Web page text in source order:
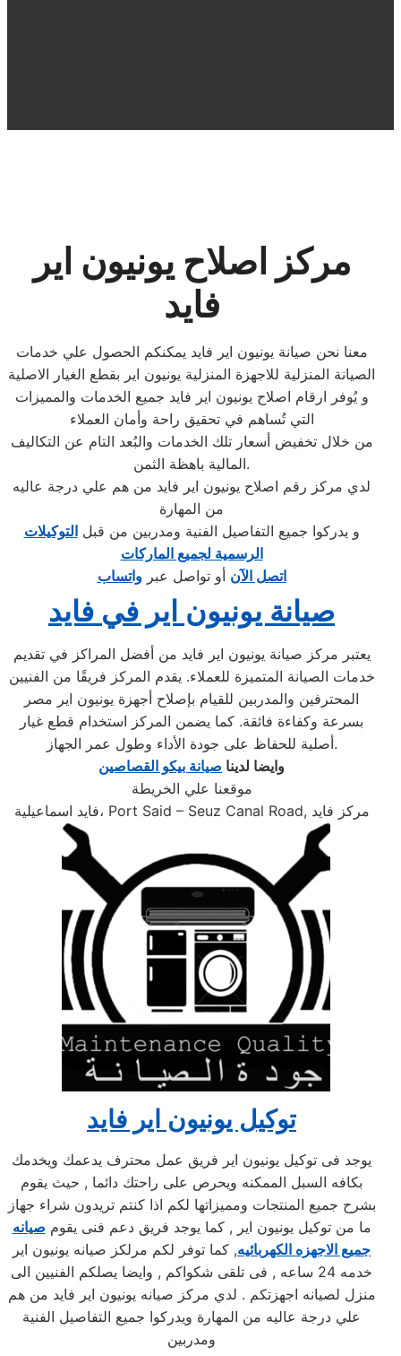
مركز اصلاح يونيون اير
فايد
معنا نحن صيانة يونيون اير فايد يمكنكم الحصول علي خدمات
الصيانة المنزلية للاجهزة المنزلية يونيون اير بقطع الغيار الاصلية
و يُوفر ارقام اصلاح يونيون اير فايد جميع الخدمات والمميزات
التي تُساهم في تحقيق راحة وأمان العملاء
من خلال تخفيض أسعار تلك الخدمات والبُعد التام عن التكاليف
المالية باهظة الثمن.
لدي مركز رقم اصلاح يونيون اير فايد من هم علي درجة عاليه
من المهارة
و يدركوا جميع التفاصيل الفنية ومدربين من قبلالتوكيلات
الرسمية لجميع الماركات
اتصل الآن أو تواصل عبرواتساب
صيانة يونيون اير في فايد
يعتبر مركز صيانة يونيون اير فايد من أفضل المراكز في تقديم
خدمات الصيانة المتميزة للعملاء. يقدم المركز فريقًا من الفنيين
المحترفين والمدربين للقيام بإصلاح أجهزة يونيون اير مصر
بسرعة وكفاءة فائقة. كما يضمن المركز استخدام قطع غيار
أصلية للحفاظ على جودة الأداء وطول عمر الجهاز.
وايضا لدينا صيانة بيكو القصاصين
موقعنا علي الخريطة
فايد اسماعيلية، Port Said – Seuz Canal Road, مركز فايد
توكيل يونيون اير فايد
يوجد فى توكيل يونيون اير فريق عمل محترف يدعمك ويخدمك
بكافه السبل الممكنه ويحرص على راحتك دائما , حيث يقوم
بشرح جميع المنتجات ومميزاتها لكم اذا كنتم تريدون شراء جهاز
ما من توكيل يونيون اير , كما يوجد فريق دعم فنى يقوم صيانه
جميع الاجهزه الكهربائيه, كما توفر لكم مرلكز صيانه يونيون اير
خدمه 24 ساعه , فى تلقى شكواكم , وايضا يصلكم الفنيين الى
منزل لصيانه اجهزتكم . لدي مركز صيانه يونيون اير فايد من هم
علي درجة عاليه من المهارة ويدركوا جميع التفاصيل الفنية
ومدربين